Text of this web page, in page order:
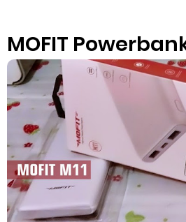
DNS Server Gojek Driver Terbaru
Server Gojek Terbaru dan IP
MOFIT Powerbank